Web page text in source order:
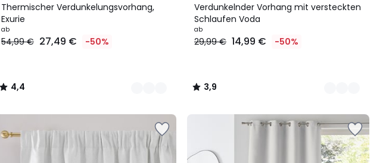
Thermischer Verdunkelungsvorhang,
Exurie
ab
54,99 € 27,49 € -50%
/ 5
Farben
4,4
/
Verdunkelnder Vorhang mit versteckten
Schlaufen Voda
ab
29,99 € 14,99 € -50%
/ 5
Farben
3,9
/